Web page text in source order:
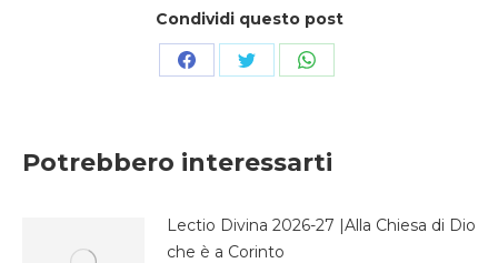
Condividi questo post
CondividiCondividiCondividi
Potrebbero interessarti
Lectio Divina 2026-27 |Alla Chiesa di Dio
che è a Corinto